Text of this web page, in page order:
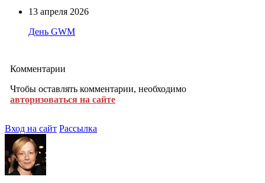
13 апреля 2026
День GWM
Комментарии
Чтобы оставлять комментарии, необходимо
авторизоваться на сайте
Вход на сайт Рассылка